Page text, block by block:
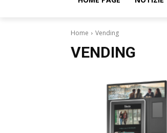
Home Vending
VENDING